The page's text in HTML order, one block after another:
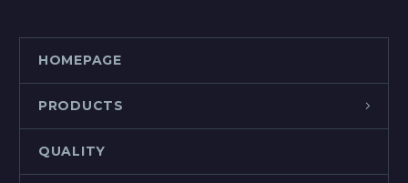
HOMEPAGE
PRODUCTS
QUALITY